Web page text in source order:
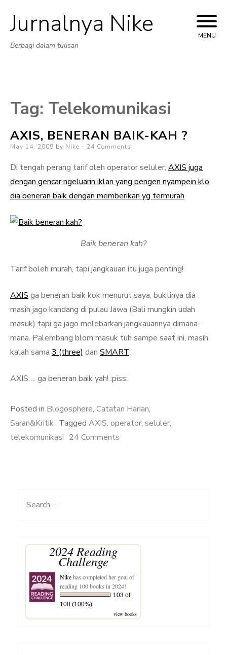
Skip
Jurnalnya Nike
Berbagi dalam tulisan
MENU
Tag: Telekomunikasi
AXIS, BENERAN BAIK-KAH ?
Posted
May 14, 2009 by Nike 24 Comments
Di tengah perang tarif oleh operator seluler, AXIS juga
dengan gencar ngeluarin iklan yang pengen nyampein klo
dia beneran baik dengan memberikan yg termurah.
Baik beneran kah?
Tarif boleh murah, tapi jangkauan itu juga penting!
AXIS ga beneran baik kok menurut saya, buktinya dia
masih jago kandang di pulau Jawa (Bali mungkin udah
masuk) tapi ga jago melebarkan jangkauannya dimana-
mana. Palembang blom masuk tuh sampe saat ini, masih
kalah sama 3 (three) dan SMART.
AXIS…. ga beneran baik yah! :piss:
Posted in Blogosphere, Catatan Harian,
Saran&Kritik Tagged AXIS, operator, seluler,
telekomunikasi 24 Comments
Search
2024 Reading
Challenge
Nikehas completed her goal of
reading 100 books in 2024!
103 of
100 (100%)
view books